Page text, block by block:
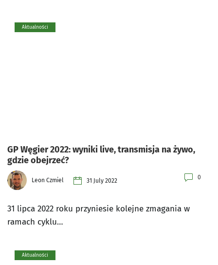
Aktualności
GP Węgier 2022: wyniki live, transmisja na żywo,
gdzie obejrzeć?
Leon Czmiel 31 July 2022 0
31 lipca 2022 roku przyniesie kolejne zmagania w
ramach cyklu…
Aktualności